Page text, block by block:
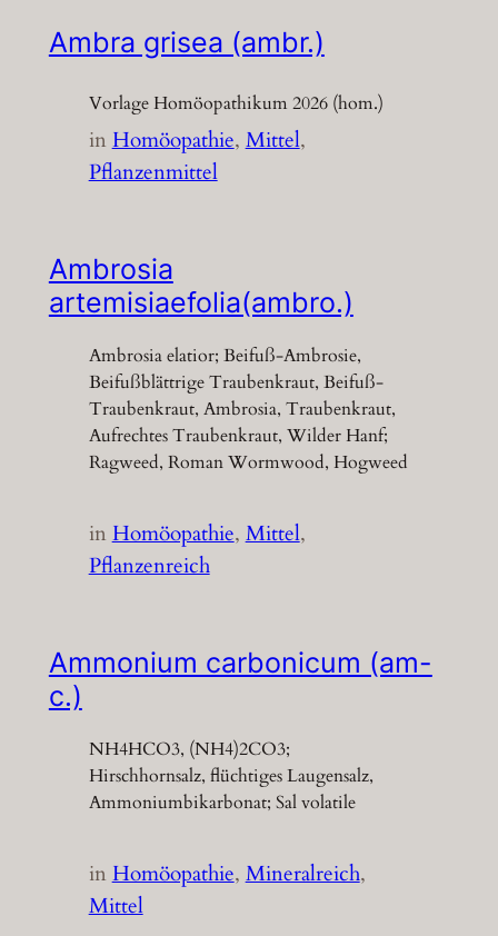
Ambra grisea (ambr.)
Vorlage Homöopathikum 2026 (hom.)
inHomöopathie, Mittel
Pflanzenmittel
Ambrosia
artemisiaefolia(ambro.)
Ambrosia elatior; Beifuß-Ambrosie,
Beifußblättrige Traubenkraut, Beifuß-
Traubenkraut, Ambrosia, Traubenkraut,
Aufrechtes Traubenkraut, Wilder Hanf;
Ragweed, Roman Wormwood, Hogweed
inHomöopathie, Mittel
Pflanzenreich
Ammonium carbonicum (am-
c.)
NH4HCO3, (NH4)2CO3;
Hirschhornsalz, flüchtiges Laugensalz,
Ammoniumbikarbonat; Sal volatile
inHomöopathie, Mineralreich
Mittel